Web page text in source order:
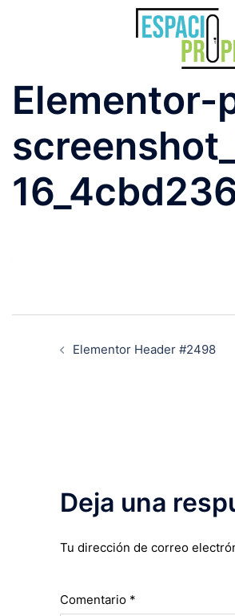
Elementor-
Elementor Header #2498
Deja una
Tu dirección de correo
Comentario *